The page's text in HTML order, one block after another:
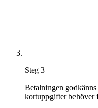
Steg 3
Betalningen
kortuppgifter behöver